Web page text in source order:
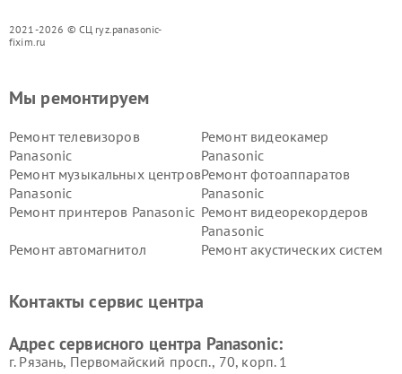
2021-2026 © СЦ ryz.panasonic-
fixim.ru
Мы ремонтируем
Ремонт телевизоров
Panasonic
Ремонт видеокамер
Panasonic
Ремонт музыкальных центров
Panasonic
Ремонт фотоаппаратов
Panasonic
Ремонт принтеров Panasonic Ремонт видеорекордеров
Panasonic
Ремонт автомагнитол
Ремонт акустических систем
панелей Panasonic
Контакты сервис центра
Адрес сервисного центра Panasonic:
г. Рязань, Первомайский просп., 70, корп. 1